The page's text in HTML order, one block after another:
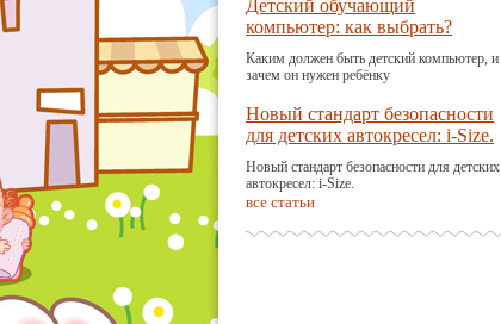
Детский обучающий
компьютер: как выбрать?
Каким должен быть детский компьютер, и
зачем он нужен ребёнку
Новый стандарт безопасности
для детских автокресел: i-Size.
Новый стандарт безопасности для детских
автокресел: i-Size.
все статьи